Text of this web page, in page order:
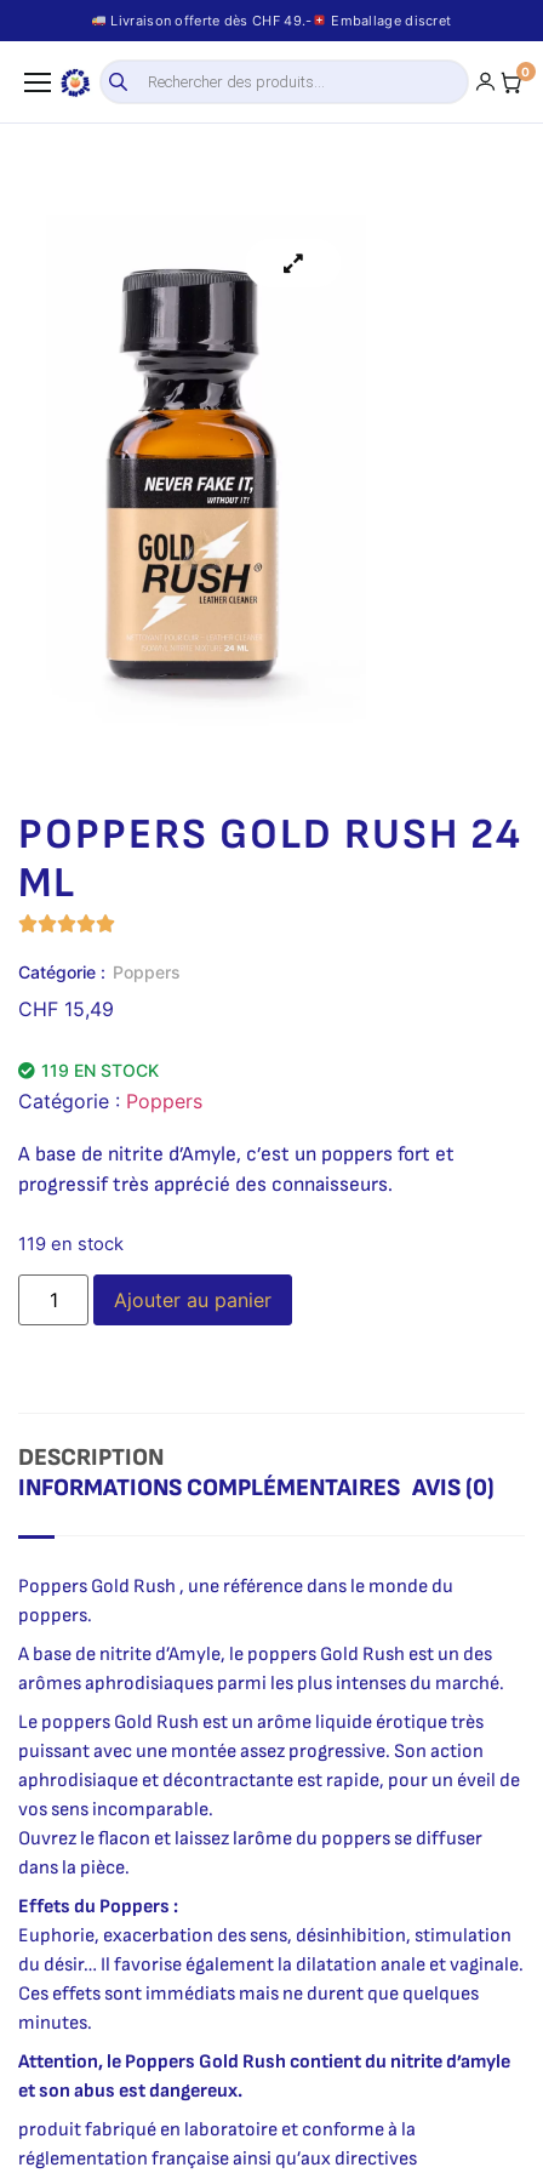
Livraison offerte dès CHF 49.- Emballage discret
0
POPPERS GOLD RUSH 24
ML
Catégorie : Poppers
CHF 15,49
119 EN STOCK
Catégorie : Poppers
A base de nitrite d’Amyle, c’est un poppers fort et
progressif très apprécié des connaisseurs.
119 en stock
Ajouter au panier
DESCRIPTION
INFORMATIONS COMPLÉMENTAIRES AVIS (0)
Poppers Gold Rush , une référence dans le monde du
poppers.
A base de nitrite d’Amyle, le poppers Gold Rush est un des
arômes aphrodisiaques parmi les plus intenses du marché.
Le poppers Gold Rush est un arôme liquide érotique très
puissant avec une montée assez progressive. Son action
aphrodisiaque et décontractante est rapide, pour un éveil de
vos sens incomparable.
Ouvrez le flacon et laissez larôme du poppers se diffuser
dans la pièce.
Effets du Poppers :
Euphorie, exacerbation des sens, désinhibition, stimulation
du désir… Il favorise également la dilatation anale et vaginale.
Ces effets sont immédiats mais ne durent que quelques
minutes.
Attention, le Poppers Gold Rush contient du nitrite d’amyle
et son abus est dangereux.
produit fabriqué en laboratoire et conforme à la
réglementation française ainsi qu’aux directives